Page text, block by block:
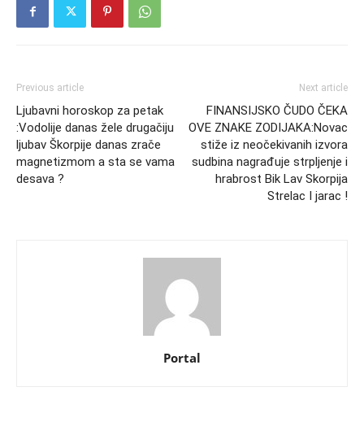
Previous article
Ljubavni horoskop za petak
:Vodolije danas žele drugačiju
ljubav Škorpije danas zrače
magnetizmom a sta se vama
desava ?
Next article
FINANSIJSKO ČUDO ČEKA
OVE ZNAKE ZODIJAKA:Novac
stiže iz neočekivanih izvora
sudbina nagrađuje strpljenje i
hrabrost Bik Lav Skorpija
Strelac I jarac !
Portal